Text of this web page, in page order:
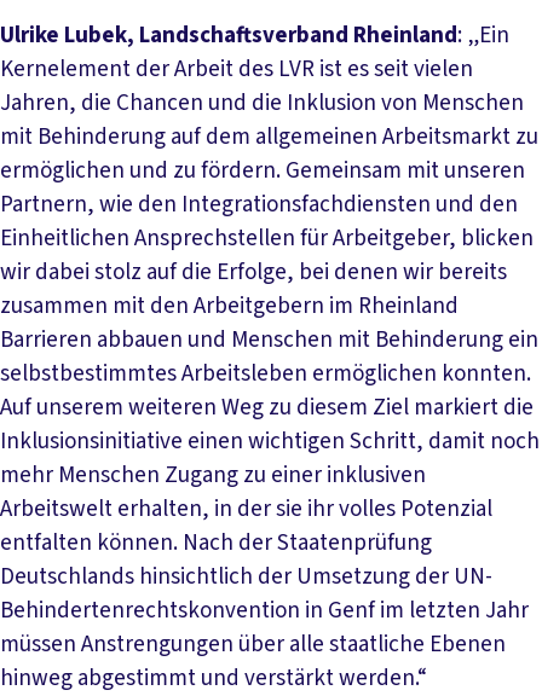
Ulrike Lubek, Landschaftsverband Rheinland: „Ein
Kernelement der Arbeit des LVR ist es seit vielen
Jahren, die Chancen und die Inklusion von Menschen
mit Behinderung auf dem allgemeinen Arbeitsmarkt zu
ermöglichen und zu fördern. Gemeinsam mit unseren
Partnern, wie den Integrationsfachdiensten und den
Einheitlichen Ansprechstellen für Arbeitgeber, blicken
wir dabei stolz auf die Erfolge, bei denen wir bereits
zusammen mit den Arbeitgebern im Rheinland
Barrieren abbauen und Menschen mit Behinderung ein
selbstbestimmtes Arbeitsleben ermöglichen konnten.
Auf unserem weiteren Weg zu diesem Ziel markiert die
Inklusionsinitiative einen wichtigen Schritt, damit noch
mehr Menschen Zugang zu einer inklusiven
Arbeitswelt erhalten, in der sie ihr volles Potenzial
entfalten können. Nach der Staatenprüfung
Deutschlands hinsichtlich der Umsetzung der UN-
Behindertenrechtskonvention in Genf im letzten Jahr
müssen Anstrengungen über alle staatliche Ebenen
hinweg abgestimmt und verstärkt werden.“